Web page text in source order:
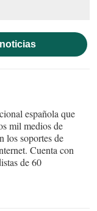
española que
mil medios de
los soportes de
Cuenta con
de 60